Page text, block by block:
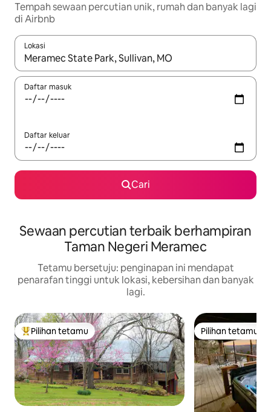
Tempah sewaan percutian unik, rumah dan banyak lagi
di Airbnb
Lokasi
Apabila hasil tersedia, navigasi dengan kekunci anak panah
Daftar masuk
Daftar keluar
Cari
Sewaan percutian terbaik berhampiran
Taman Negeri Meramec
Tetamu bersetuju: penginapan ini mendapat
penarafan tinggi untuk lokasi, kebersihan dan banyak
lagi.
Pilihan utama tetamu
Pilihan tetamu Pilihan tetamu
Pilihan tetamu